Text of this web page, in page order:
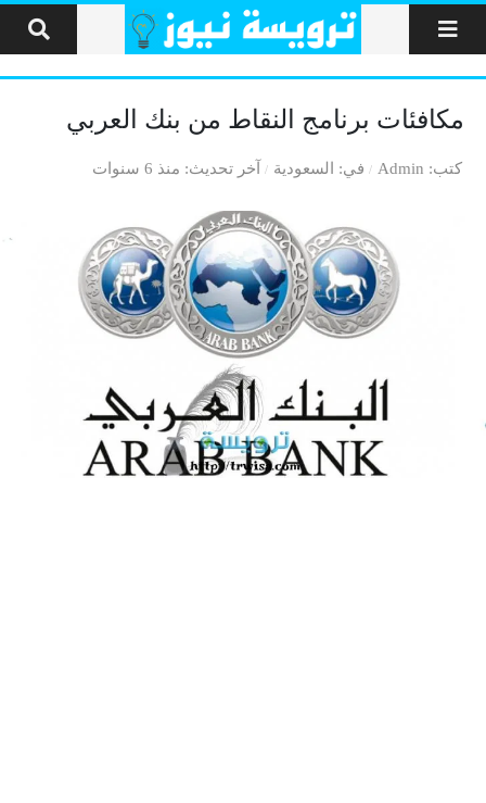
التخطي إلى المحتوى
مكافئات برنامج النقاط من بنك العربي
كتب Admin في السعودية آخر تحديث منذ 6 سنوات